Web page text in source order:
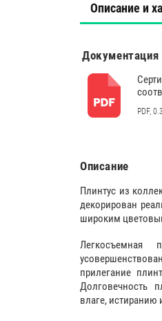
Описание и
Документация
PDF,
Описание
Плинтус из
декорирован
широким
Легкосъемная
прилегание
Долговечность
влаге, истиранию